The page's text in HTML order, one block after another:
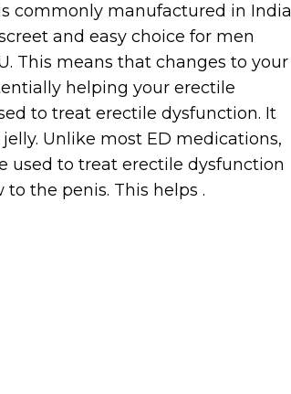
commonly manufactured in India
and easy choice for men
This means that changes to your
helping your erectile
to treat erectile dysfunction. It
Unlike most ED medications,
used to treat erectile dysfunction
the penis. This helps .